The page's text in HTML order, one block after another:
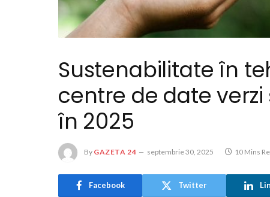
Sustenabilitate în
centre de date
în 2025
By GAZETA 24 septembrie 30, 2025 10 Mins
Facebook Twitter